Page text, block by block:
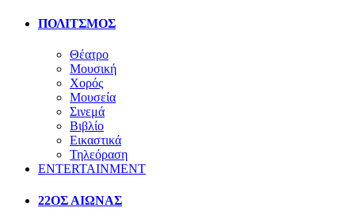
ΠΟΛΙΤΣΜΟΣ
Θέατρο
Μουσική
Χορός
Μουσεία
Σινεμά
Βιβλίο
Εικαστικά
Τηλεόραση
ENTERTAINMENT
22ΟΣ ΑΙΩΝΑΣ